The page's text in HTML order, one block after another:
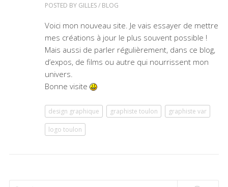
POSTED BY GILLES/ BLOG
Voici mon nouveau site. Je vais essayer de mettre
mes créations à jour le plus souvent possible !
Mais aussi de parler régulièrement, dans ce blog,
d’expos, de films ou autre qui nourrissent mon
univers.
Bonne visite
design graphique graphiste toulon graphiste var
logo toulon